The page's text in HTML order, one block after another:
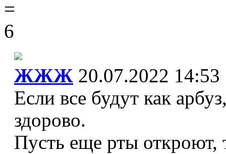
=
6
ЖЖЖ 20.07.2022 14:53
Если все будут как
здорово.
Пусть еще рты откроют,